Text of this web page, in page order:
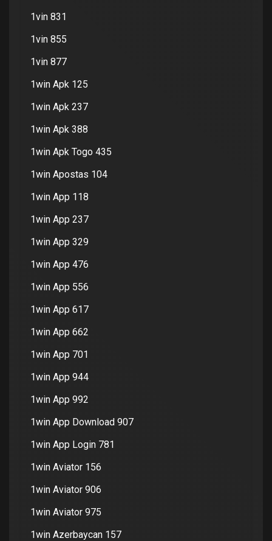
1vin 831
1vin 855
1vin 877
1win Apk 125
1win Apk 237
1win Apk 388
1win Apk Togo 435
1win Apostas 104
1win App 118
1win App 237
1win App 329
1win App 476
1win App 556
1win App 617
1win App 662
1win App 701
1win App 944
1win App 992
1win App Download 907
1win App Login 781
1win Aviator 156
1win Aviator 906
1win Aviator 975
1win Azerbaycan 157